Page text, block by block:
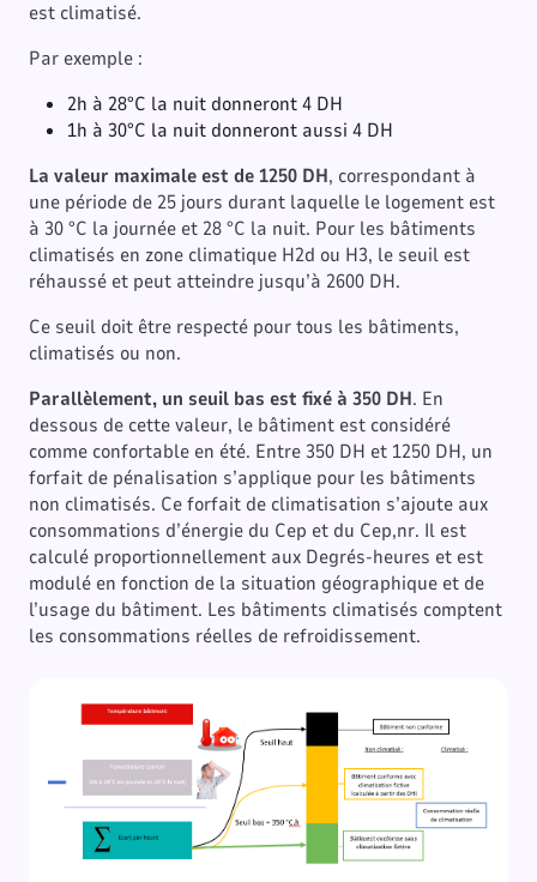
est climatisé.
Par exemple :
2h à 28°C la nuit donneront 4 DH
1h à 30°C la nuit donneront aussi 4 DH
La valeur maximale est de 1250 DH, correspondant à
une période de 25 jours durant laquelle le logement est
à 30 °C la journée et 28 °C la nuit. Pour les bâtiments
climatisés en zone climatique H2d ou H3, le seuil est
réhaussé et peut atteindre jusqu’à 2600 DH.
Ce seuil doit être respecté pour tous les bâtiments,
climatisés ou non.
Parallèlement, un seuil bas est fixé à 350 DH. En
dessous de cette valeur, le bâtiment est considéré
comme confortable en été. Entre 350 DH et 1250 DH, un
forfait de pénalisation s’applique pour les bâtiments
non climatisés. Ce forfait de climatisation s’ajoute aux
consommations d’énergie du Cep et du Cep,nr. Il est
calculé proportionnellement aux Degrés-heures et est
modulé en fonction de la situation géographique et de
l’usage du bâtiment. Les bâtiments climatisés comptent
les consommations réelles de refroidissement.